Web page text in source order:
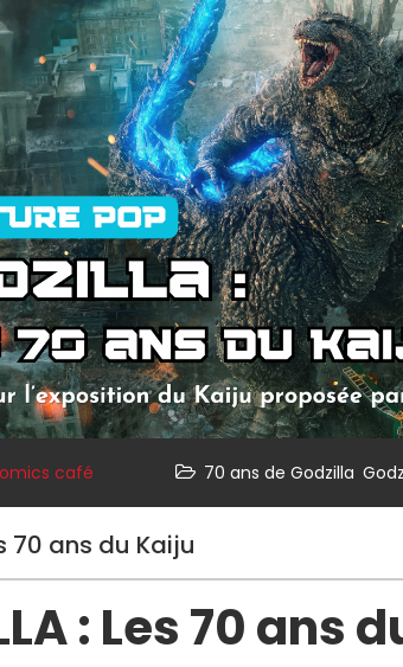
café 70 ans de Godzilla
70 ans du Kaiju
: Les 70 ans